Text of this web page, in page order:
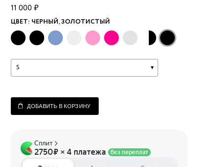
11 000 ₽
ЦВЕТ: ЧЕРНЫЙ, ЗОЛОТИСТЫЙ
S
ДОБАВИТЬ В КОРЗИНУ